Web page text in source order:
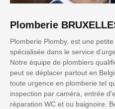
Plomberie
Plomberie Plomby, est une
spécialisée dans le service
Notre équipe de plombiers
peut se déplacer partout en
toute urgence en plomberie tel
inspection par caméra, entrée
réparation WC et ou baignoire.